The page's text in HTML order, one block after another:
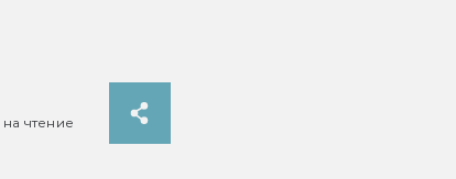
на чтение